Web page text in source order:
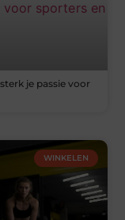
je passie voor
WINKELEN